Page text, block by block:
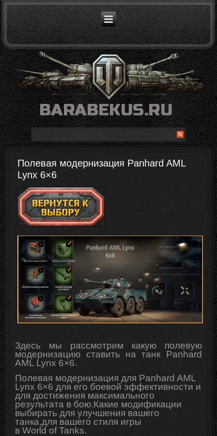
Полевая модернизация Panhard AML
Lynx 6×6
Здесь мы рассмотрим какую полевую
модернизацию ставить на танк Panhard
AML Lynx 6×6.
Полевая модернизация для Panhard AML
Lynx 6×6 для его боевой эффективности и
для достижения максимального
результата в бою.Какие модификации
выбирать дляулучшения вашего
танка,для вашего стиля игры
вWorldofTanks.